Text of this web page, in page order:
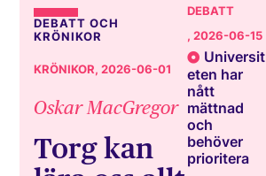
DEBATT OCH
KRÖNIKOR
KRÖNIKOR, 2026-06-01
Oskar MacGregor
Torg kan
DEBATT
, 2026-06-15
Universit
eten har
nått
mättnad
och
behöver
prioritera